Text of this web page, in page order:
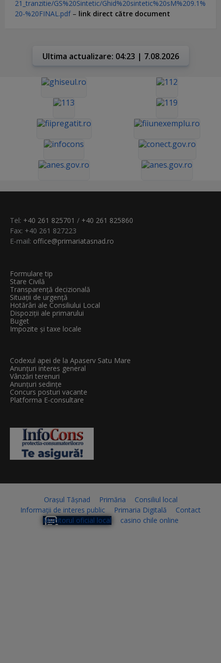
21_tranzitie/GS%20Sintetic/Ghid%20sintetic%20sM%209.1%
20-%20FINAL.pdf– link direct către document
Ultima actualizare: 04:23 | 7.08.2026
Tel: +40 261 825701 / +40 261 825860
Fax: +40 261 827223
E-mail: office@primariatasnad.ro
Formulare tip
Stare Civilă
Transparenţă decizională
Situații de urgență
Hotărâri ale Consiliului Local
Dispoziții ale primarului
Buget
Impozite și taxe locale
Codexul apei de la Apaserv Satu Mare
Anunțuri interes general
Vânzări terenuri
Anunțuri sedințe
Concurs posturi vacante
Platforma E-consultare
Orașul Tășnad Primăria
Consiliul local
Informații de interes public
Primaria Digitală
Contact
Monitorul oficial local
casino chile online